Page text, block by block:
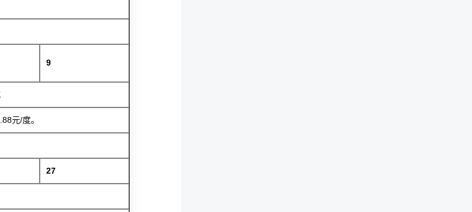
9
元/度。
27